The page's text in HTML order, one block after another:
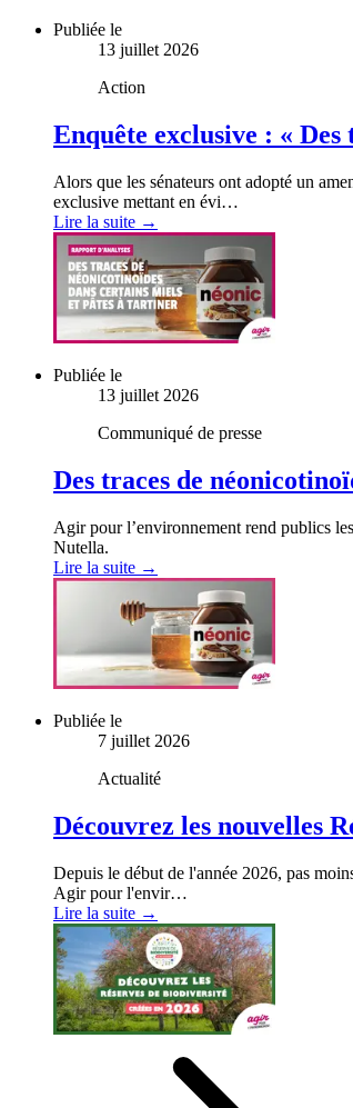
Publiée le
13 juillet 2026
Action
Enquête exclusive : «
Alors que les sénateurs ont adopté un
exclusive mettant en évi…
Lire la suite →
Publiée le
13 juillet 2026
Communiqué de presse
Des traces de
Agir pour l’environnement rend publics
Nutella.
Lire la suite →
Publiée le
7 juillet 2026
Actualité
Découvrez les nouvelles
Depuis le début de l'année 2026, pas
Agir pour l'envir…
Lire la suite →